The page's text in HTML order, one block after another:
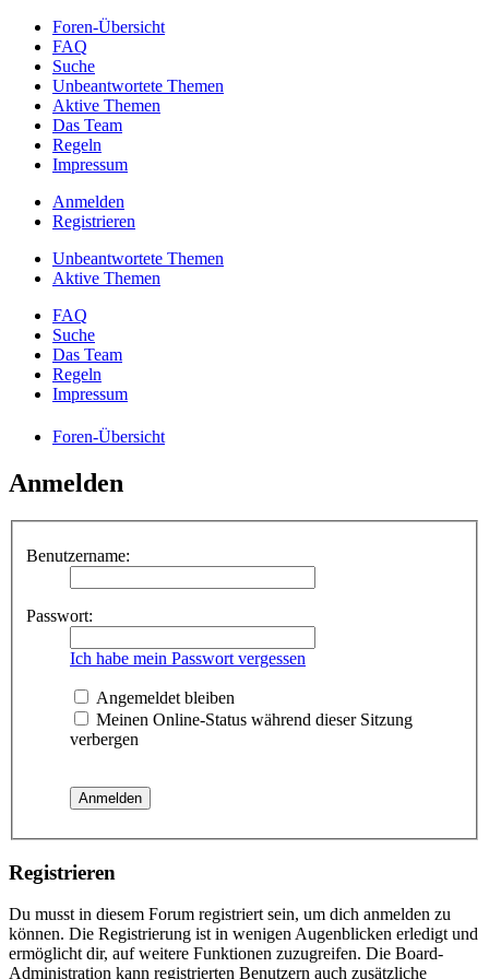
Foren-Übersicht
FAQ
Suche
Unbeantwortete Themen
Aktive Themen
Das Team
Regeln
Impressum
Anmelden
Registrieren
Unbeantwortete Themen
Aktive Themen
FAQ
Suche
Das Team
Regeln
Impressum
Foren-Übersicht
Anmelden
Benutzername:
Passwort:
Ich habe mein Passwort vergessen
Angemeldet bleiben
Meinen Online-Status während dieser Sitzung
verbergen
Registrieren
Du musst in diesem Forum registriert sein, um dich anmelden zu
können. Die Registrierung ist in wenigen Augenblicken erledigt und
ermöglicht dir, auf weitere Funktionen zuzugreifen. Die Board-
Administration kann registrierten Benutzern auch zusätzliche